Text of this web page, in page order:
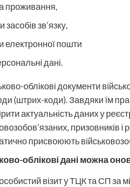
проживання,
засобів зв’язку,
електронної пошти
дані.
облікові документи
(штрих-коди). Завдяки їм
актуальність даних у
призовників
присвоюють
облікові дані можна
візит у ТЦК та СП за